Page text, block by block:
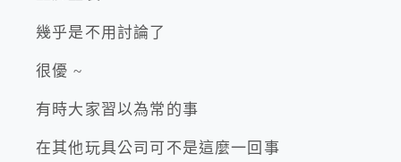
幾乎是不用討論了
很優 ~
有時大家習以為常的事
在其他玩具公司可不是這麼一回事